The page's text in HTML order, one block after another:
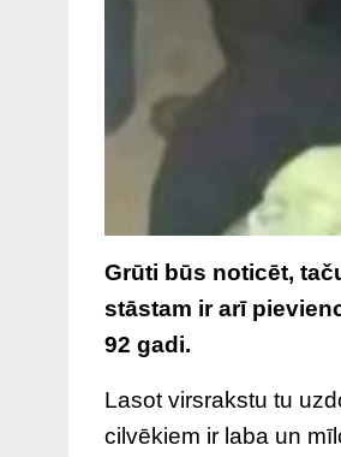
Grūti būs noticēt,
stāstam ir arī
92 gadi.
Lasot virsrakstu tu
cilvēkiem ir laba un